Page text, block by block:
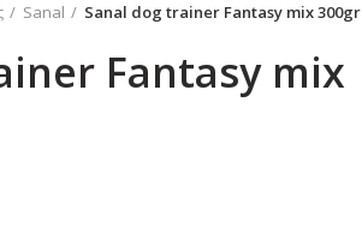
Sanal Sanal dog trainer Fantasy mix 300gr
Fantasy mix